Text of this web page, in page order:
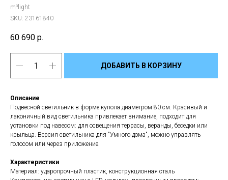
m³light
SKU: 23161840
60 690 р.
ДОБАВИТЬ В КОРЗИНУ
Описание
Подвесной светильник в форме купола диаметром 80 см. Красивый и
лаконичный вид светильника привлекает внимание, подходит для
установки под навесом: для освещения террасы, веранды, беседки или
крыльца. Версия светильника для "Умного дома", можно управлять
голосом или через приложение.
Характеристики
Материал: ударопрочный пластик, конструкционная сталь